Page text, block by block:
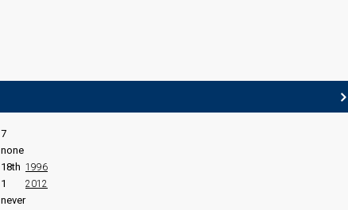
7
none
18th 1996
1 2012
never